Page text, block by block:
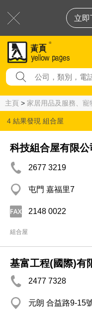
立
主頁 > 家居用品及服務、寵
4 結果發現 組合屋
科技組合屋有限公
2677 3219
屯門 嘉福里7
2148 0022
組合屋
基富工程(國際)有
2477 7328
元朗 合益路9-15